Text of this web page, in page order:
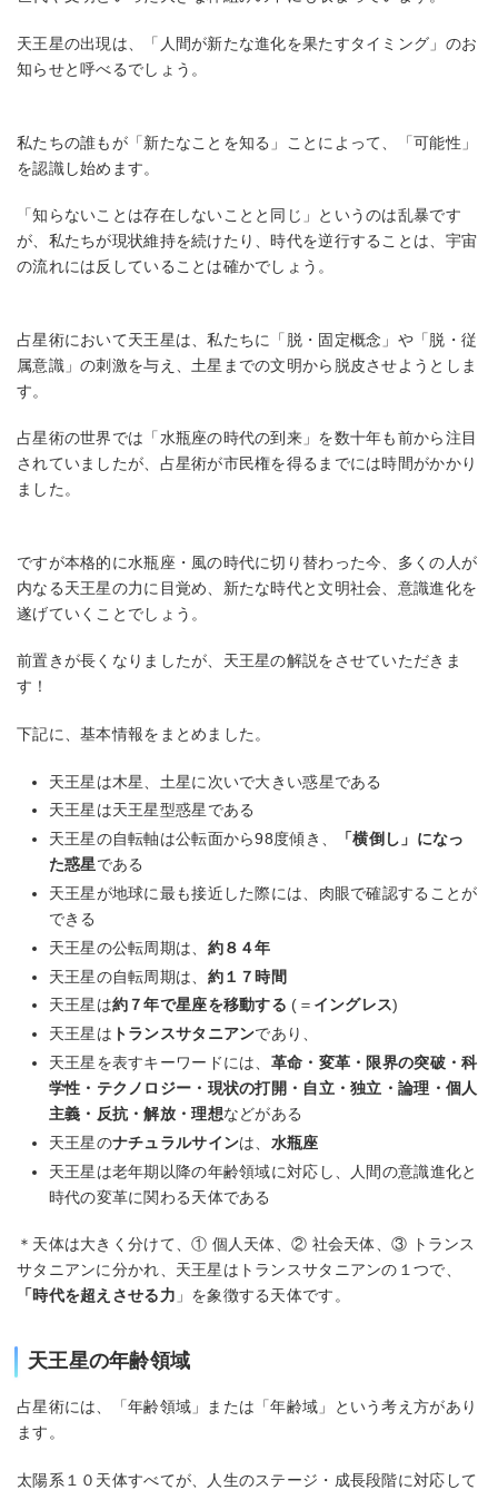
天王星の出現は、「人間が新たな進化を果たすタイミング」のお
知らせと呼べるでしょう。
私たちの誰もが「新たなことを知る」ことによって、「可能性」
を認識し始めます。
「知らないことは存在しないことと同じ」というのは乱暴です
が、私たちが現状維持を続けたり、時代を逆行することは、宇宙
の流れには反していることは確かでしょう。
占星術において天王星は、私たちに「脱・固定概念」や「脱・従
属意識」の刺激を与え、土星までの文明から脱皮させようとしま
す。
占星術の世界では「水瓶座の時代の到来」を数十年も前から注目
されていましたが、占星術が市民権を得るまでには時間がかかり
ました。
ですが本格的に水瓶座・風の時代に切り替わった今、多くの人が
内なる天王星の力に目覚め、新たな時代と文明社会、意識進化を
遂げていくことでしょう。
前置きが長くなりましたが、天王星の解説をさせていただきま
す！
下記に、基本情報をまとめました。
天王星は木星、土星に次いで大きい惑星である
天王星は天王星型惑星である
天王星の自転軸は公転面から98度傾き、
「横倒し」になっ
た惑星である
天王星が地球に最も接近した際には、肉眼で確認することが
できる
天王星の公転周期は、 約８４年
天王星の自転周期は、 約１７時間
天王星は約７年で星座を移動する (＝ イングレス)
天王星は トランスサタニアンであり、
天王星を表すキーワードには、 革命・変革・限界の突破・科
学性・テクノロジー・現状の打開・自立・独立・論理・個人
主義・反抗・解放・理想などがある
天王星のナチュラルサインは、 水瓶座
天王星は老年期以降の年齢領域に対応し、人間の意識進化と
時代の変革に関わる天体である
＊天体は大きく分けて、① 個人天体、② 社会天体、③ トランス
サタニアンに分かれ、天王星はトランスサタニアンの１つで、
「時代を超えさせる力 」を象徴する天体です。
天王星の年齢領域
占星術には、「年齢領域」または「年齢域」という考え方があり
ます。
太陽系１０天体すべてが、人生のステージ・成長段階に対応して